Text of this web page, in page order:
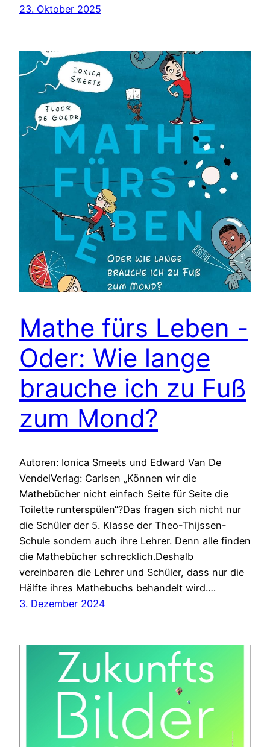
23. Oktober 2025
Mathe fürs Leben -
Oder: Wie lange
brauche ich zu Fuß
zum Mond?
Autoren: Ionica Smeets und Edward Van De
VendelVerlag: Carlsen „Können wir die
Mathebücher nicht einfach Seite für Seite die
Toilette runterspülen“?Das fragen sich nicht nur
die Schüler der 5. Klasse der Theo-Thijssen-
Schule sondern auch ihre Lehrer. Denn alle finden
die Mathebücher schrecklich.Deshalb
vereinbaren die Lehrer und Schüler, dass nur die
Hälfte ihres Mathebuchs behandelt wird.…
3. Dezember 2024